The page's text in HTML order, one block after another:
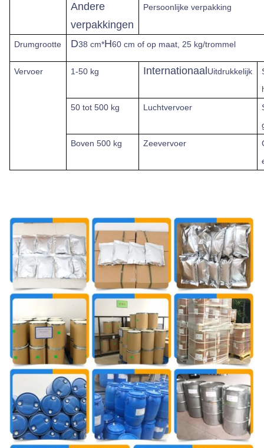
Andere
verpakkingen
Persoonlijke verpakking
Drumgrootte D38 cm*H60 cm of op maat, 25 kg/trommel
Vervoer 1-50 kg Internationaal Uitdrukkelijk
50 tot 500 kg
Luchtvervoer
Boven 500 kg Zeevervoer